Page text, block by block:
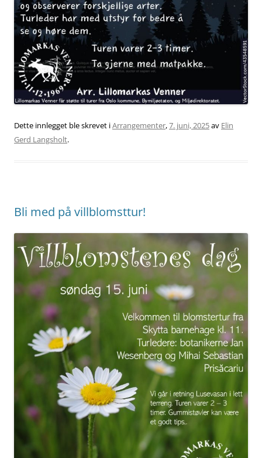
Dette innlegget ble skrevet iArrangementer,7. juni, 2025av Elin
Gerd Langsholt.
Bli med på villblomsttur!